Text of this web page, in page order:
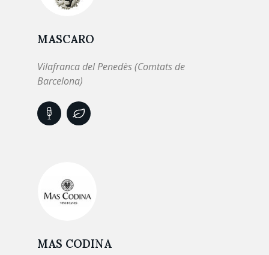
MASCARO
Vilafranca del Penedès (Comtats de
Barcelona)
MAS CODINA